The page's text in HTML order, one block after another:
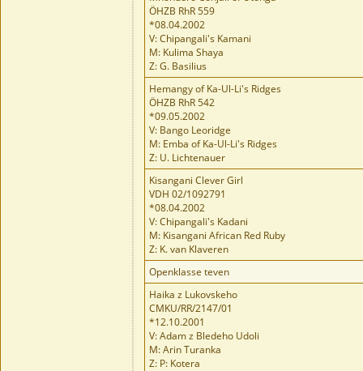
ÖHZB RhR 559
*08.04.2002
V: Chipangali's Kamani
M: Kulima Shaya
Z: G. Basilius
Hemangy of Ka-Ul-Li's Ridges
ÖHZB RhR 542
*09.05.2002
V: Bango Leoridge
M: Emba of Ka-Ul-Li's Ridges
Z: U. Lichtenauer
Kisangani Clever Girl
VDH 02/1092791
*08.04.2002
V: Chipangali's Kadani
M: Kisangani African Red Ruby
Z: K. van Klaveren
Openklasse teven
Haika z Lukovskeho
CMKU/RR/2147/01
*12.10.2001
V: Adam z Bledeho Udoli
M: Arin Turanka
Z: P: Kotera